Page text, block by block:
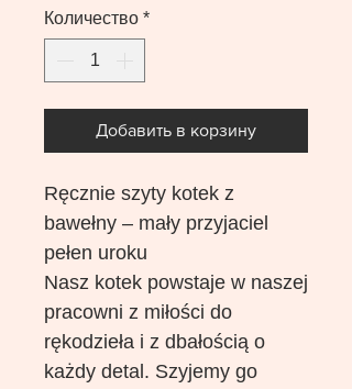
Количество *
Добавить в корзину
Ręcznie szyty kotek z
bawełny – mały przyjaciel
pełen uroku
Nasz kotek powstaje w naszej
pracowni z miłości do
rękodzieła i z dbałością o
każdy detal. Szyjemy go